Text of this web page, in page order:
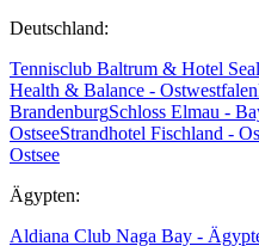
Deutschland:
Tennisclub Baltrum & Hotel
Health & Balance - Ostwestfalen
BrandenburgSchloss Elmau -
OstseeStrandhotel Fischland -
Ostsee
Ägypten:
Aldiana Club Naga Bay -